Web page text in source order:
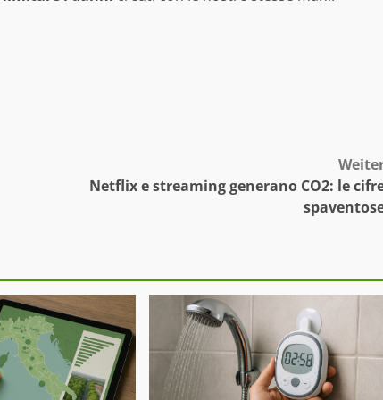
Netflix e streaming generano CO2: le